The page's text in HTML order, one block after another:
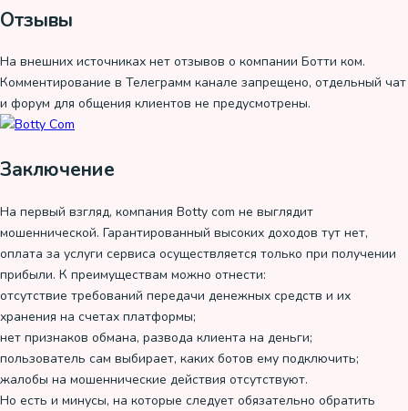
Отзывы
На внешних источниках нет отзывов о компании Ботти ком.
Комментирование в Телеграмм канале запрещено, отдельный чат
и форум для общения клиентов не предусмотрены.
Заключение
На первый взгляд, компания Botty com не выглядит
мошеннической. Гарантированный высоких доходов тут нет,
оплата за услуги сервиса осуществляется только при получении
прибыли. К преимуществам можно отнести:
отсутствие требований передачи денежных средств и их
хранения на счетах платформы;
нет признаков обмана, развода клиента на деньги;
пользователь сам выбирает, каких ботов ему подключить;
жалобы на мошеннические действия отсутствуют.
Но есть и минусы, на которые следует обязательно обратить